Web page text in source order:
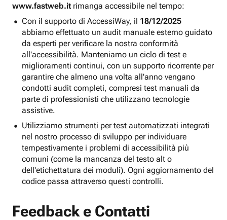
www.fastweb.it rimanga accessibile nel tempo:
Con il supporto di AccessiWay, il 18/12/2025
abbiamo effettuato un audit manuale esterno guidato
da esperti per verificare la nostra conformità
all'accessibilità. Manteniamo un ciclo di test e
miglioramenti continui, con un supporto ricorrente per
garantire che almeno una volta all'anno vengano
condotti audit completi, compresi test manuali da
parte di professionisti che utilizzano tecnologie
assistive.
Utilizziamo strumenti per test automatizzati integrati
nel nostro processo di sviluppo per individuare
tempestivamente i problemi di accessibilità più
comuni (come la mancanza del testo alt o
dell'etichettatura dei moduli). Ogni aggiornamento del
codice passa attraverso questi controlli.
Feedback e Contatti